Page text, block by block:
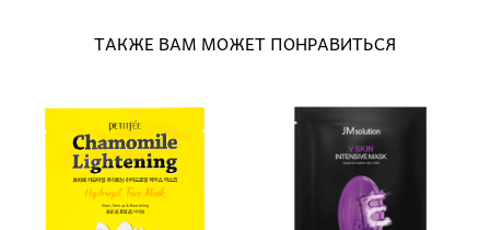
ТАКЖЕ ВАМ МОЖЕТ ПОНРАВИТЬСЯ